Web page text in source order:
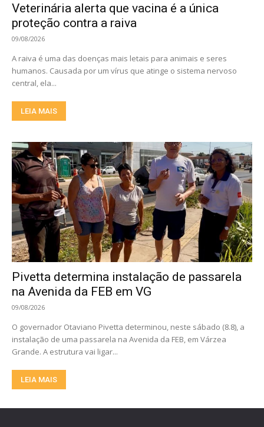
Veterinária alerta que vacina é a única
proteção contra a raiva
09/08/2026
A raiva é uma das doenças mais letais para animais e seres
humanos. Causada por um vírus que atinge o sistema nervoso
central, ela...
LEIA MAIS
Pivetta determina instalação de passarela
na Avenida da FEB em VG
09/08/2026
O governador Otaviano Pivetta determinou, neste sábado (8.8), a
instalação de uma passarela na Avenida da FEB, em Várzea
Grande. A estrutura vai ligar...
LEIA MAIS